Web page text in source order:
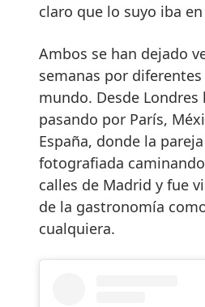
claro que lo suyo iba
Ambos se han dejado
semanas por
mundo. Desde Londres
pasando por París,
España, donde la
fotografiada
calles de Madrid y fue
de la gastronomía
cualquiera.